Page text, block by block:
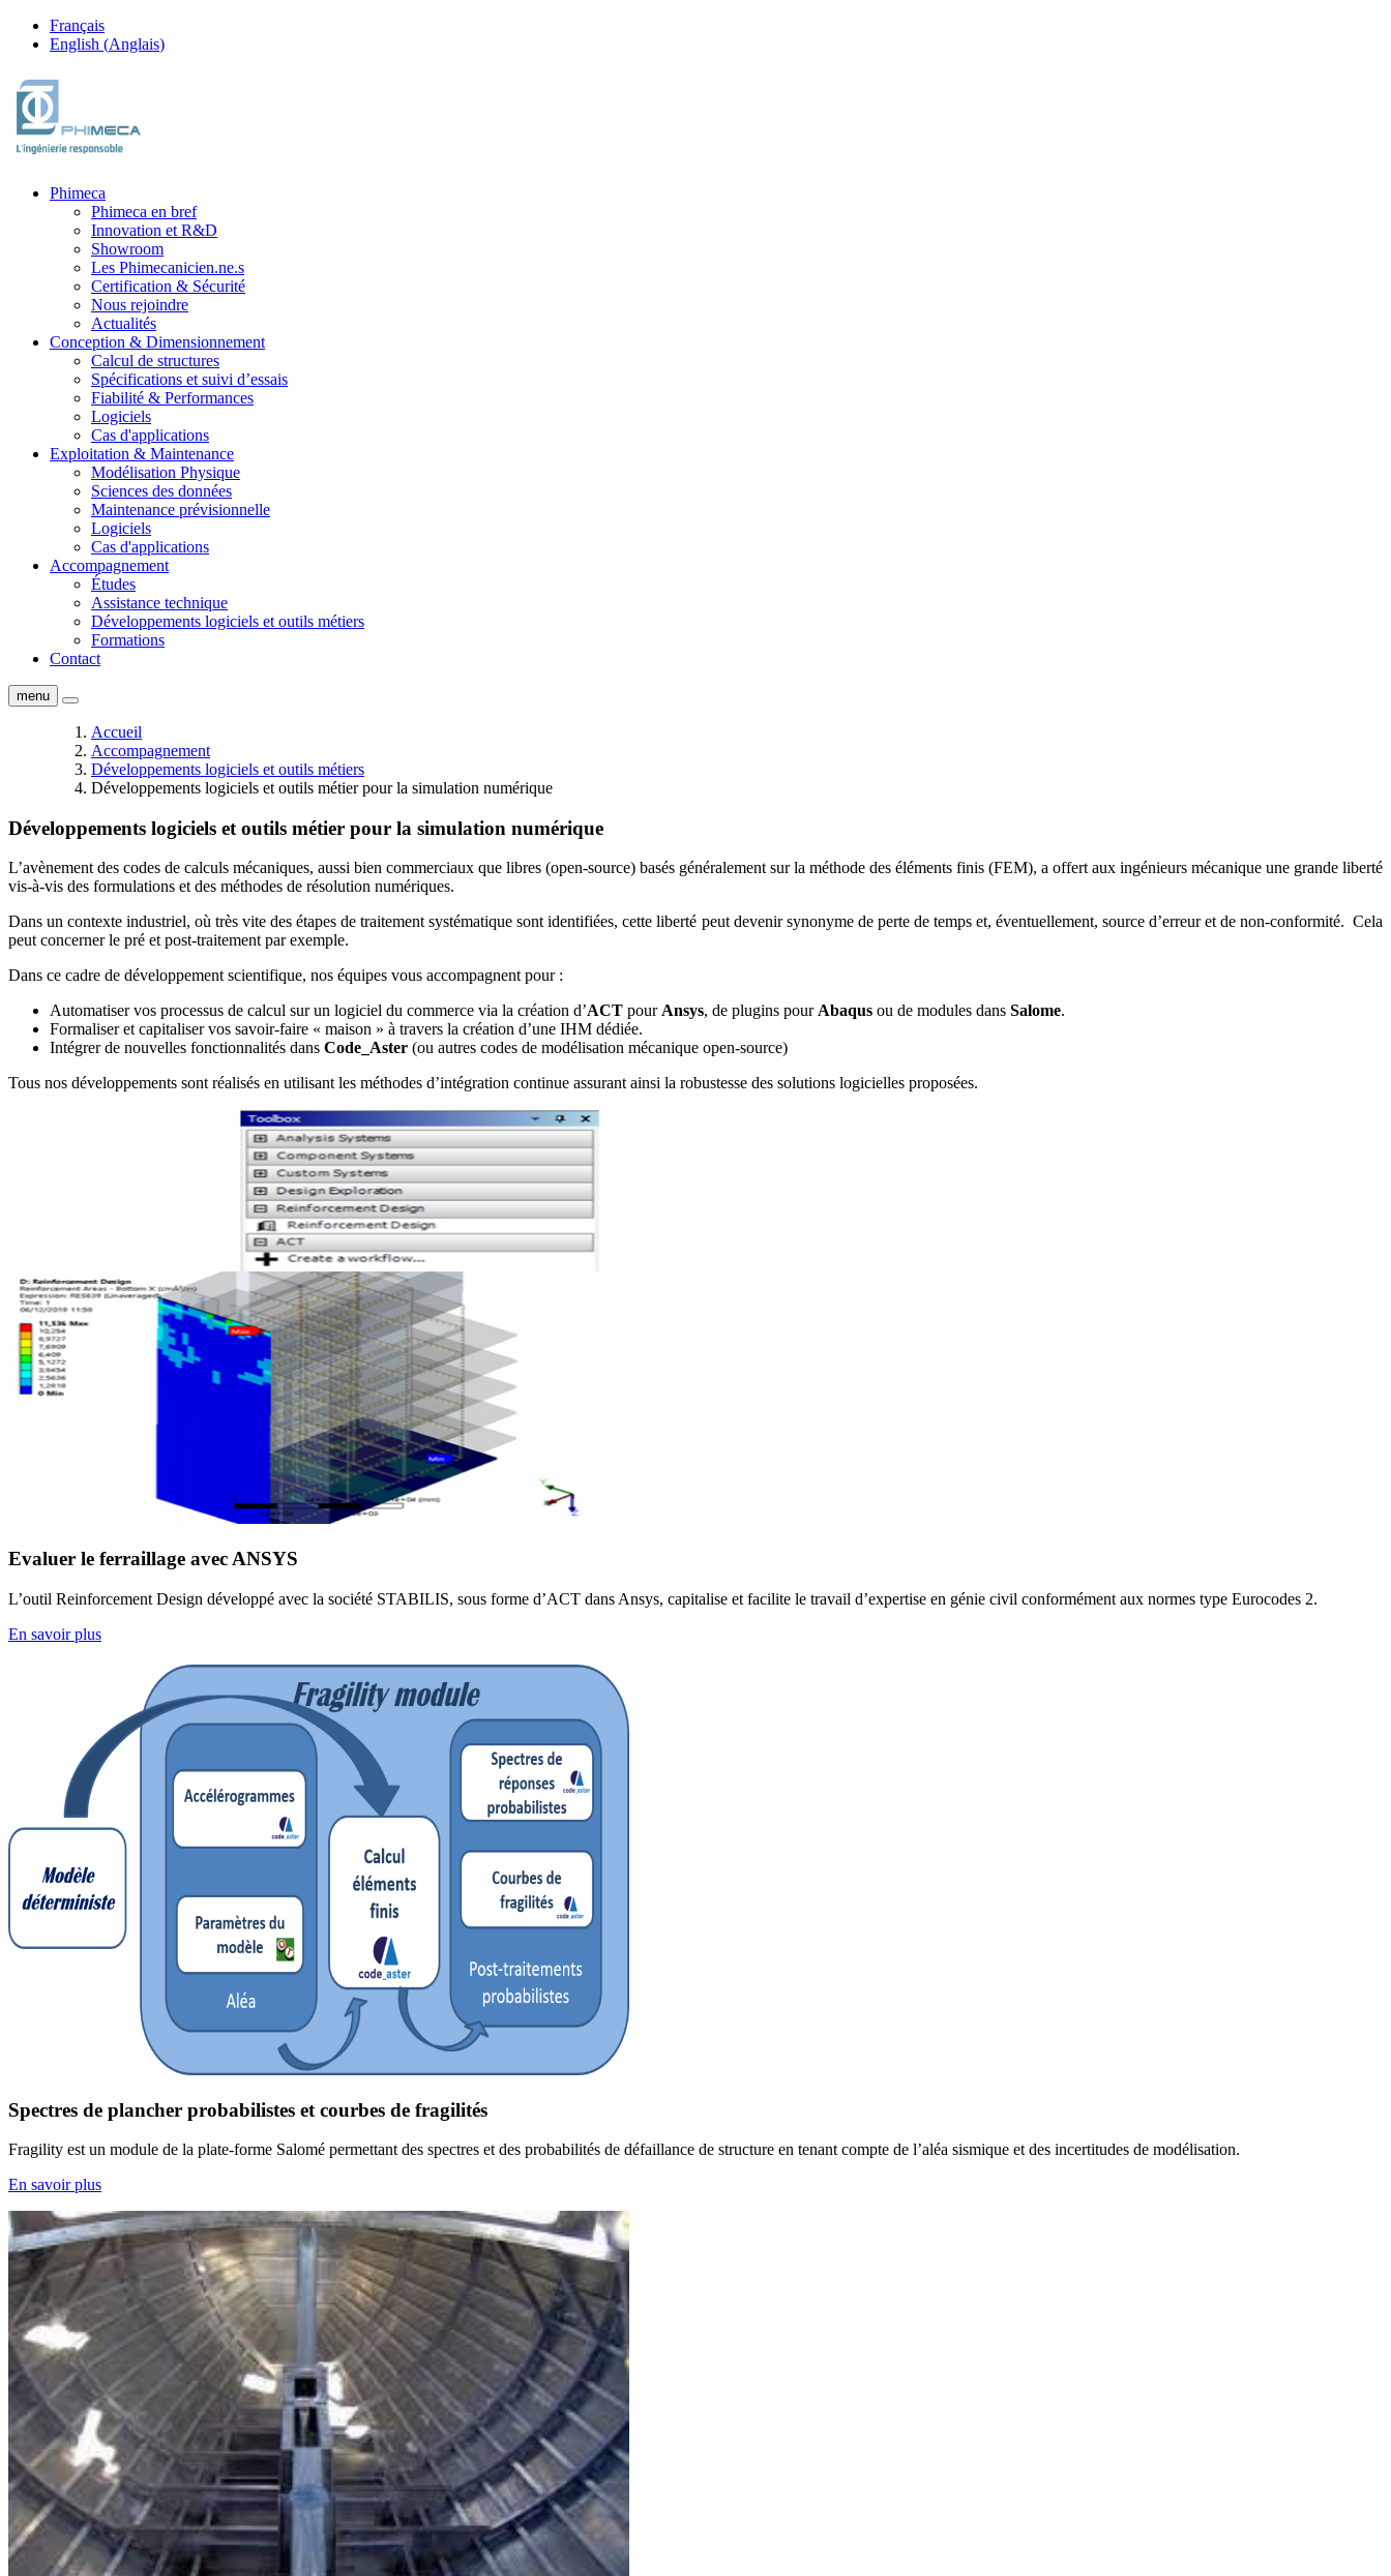
Français
English (Anglais)
Phimeca
Phimeca en bref
Innovation et R&D
Showroom
Les Phimecanicien.ne.s
Certification & Sécurité
Nous rejoindre
Actualités
Conception & Dimensionnement
Calcul de structures
Spécifications et suivi d’essais
Fiabilité & Performances
Logiciels
Cas d'applications
Exploitation & Maintenance
Modélisation Physique
Sciences des données
Maintenance prévisionnelle
Logiciels
Cas d'applications
Accompagnement
Études
Assistance technique
Développements logiciels et outils métiers
Formations
Contact
menu
Accueil
Accompagnement
Développements logiciels et outils métiers
Développements logiciels et outils métier pour la simulation numérique
Développements logiciels et outils métier pour la simulation numérique
L’avènement des codes de calculs mécaniques, aussi bien commerciaux que libres (open-source) basés généralement sur la méthode des éléments finis (FEM), a offert aux ingénieurs mécanique une grande liberté
vis-à-vis des formulations et des méthodes de résolution numériques.
Dans un contexte industriel, où très vite des étapes de traitement systématique sont identifiées, cette liberté peut devenir synonyme de perte de temps et, éventuellement, source d’erreur et de non-conformité. Cela
peut concerner le pré et post-traitement par exemple.
Dans ce cadre de développement scientifique, nos équipes vous accompagnent pour :
Automatiser vos processus de calcul sur un logiciel du commerce via la création d’ACT pourAnsys, de plugins pourAbaqus ou de modules dans Salome.
Formaliser et capitaliser vos savoir-faire « maison » à travers la création d’une IHM dédiée.
Intégrer de nouvelles fonctionnalités dans Code_Aster (ou autres codes de modélisation mécanique open-source)
Tous nos développements sont réalisés en utilisant les méthodes d’intégration continue assurant ainsi la robustesse des solutions logicielles proposées.
Evaluer le ferraillage avec ANSYS
L’outil Reinforcement Design développé avec la société STABILIS, sous forme d’ACT dans Ansys, capitalise et facilite le travail d’expertise en génie civil conformément aux normes type Eurocodes 2.
En savoir plus
Spectres de plancher probabilistes et courbes de fragilités
Fragility est un module de la plate-forme Salomé permettant des spectres et des probabilités de défaillance de structure en tenant compte de l’aléa sismique et des incertitudes de modélisation.
En savoir plus